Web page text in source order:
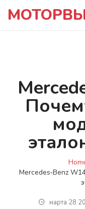
Mercedes‑Benz
марта 28